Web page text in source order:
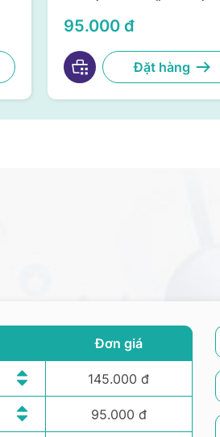
VIRUS, CHỐNG VIÊM TẠI
95.000 đ
Đặt hàng
Đơn giá
145.000 đ
95.000 đ